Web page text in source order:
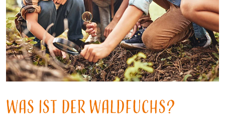
Was ist der Waldfuchs?